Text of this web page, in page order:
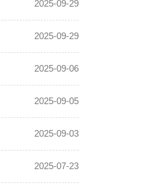
2025-09-29
2025-09-29
2025-09-06
2025-09-05
2025-09-03
2025-07-23